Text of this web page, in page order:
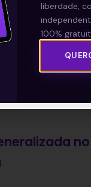
no
liberdade,
100%